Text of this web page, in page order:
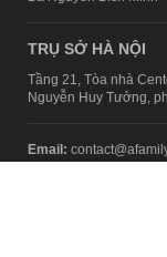
TRỤ SỞ HÀ NỘI
Tầng 21, Tòa nhà
Nguyễn Huy Tưởng,
Email: